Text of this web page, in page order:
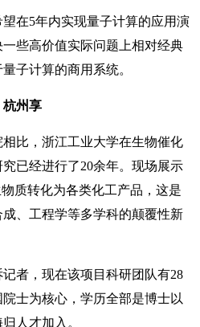
在5年内实现量子计算的应用演
些高价值实际问题上相对经典
子计算的商用系统。
杭州享
比，浙江工业大学在生物催化
已经进行了20余年。现场展示
质转化为各类化工产品，这是
、工程学等多学科的颠覆性新
者，现在该项目科研团队有28
士为核心，学历全部是博士以
人才加入。